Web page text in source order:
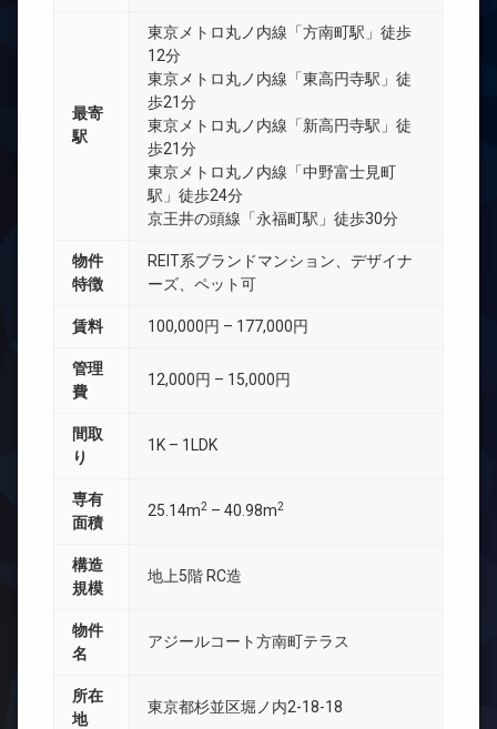
最寄
駅
東京メトロ丸ノ内線「方南町駅」徒歩
12分
東京メトロ丸ノ内線「東高円寺駅」徒
歩21分
東京メトロ丸ノ内線「新高円寺駅」徒
歩21分
東京メトロ丸ノ内線「中野富士見町
駅」徒歩24分
京王井の頭線「永福町駅」徒歩30分
物件
特徴
REIT系ブランドマンション、デザイナ
ーズ、ペット可
賃料 100,000円 – 177,000円
管理
費
12,000円 – 15,000円
間取
り
1K – 1LDK
専有
面積
25.14m2 – 40.98m2
構造
規模
地上5階 RC造
物件
名
アジールコート方南町テラス
所在
地
東京都杉並区堀ノ内2-18-18